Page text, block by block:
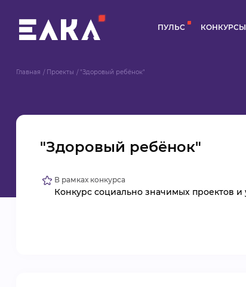
ПУЛЬС КОНКУРСЫ
Главная Проекты "Здоровый ребёнок"
"Здоровый ребёнок"
В рамках конкурса
Конкурс социально значимых проектов